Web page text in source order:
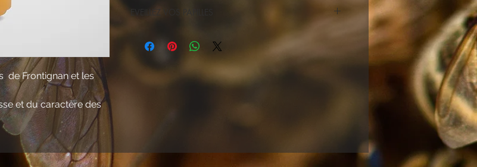
de Frontignan et les
et du caractère des
EVEILLEZ VOS PAPILLES
Récolté à la fin du printemps entre les salins de Frontignan
et les collines de la Gardiole.
Riche en bouche et empreint de la délicatesse et du
caractère des fleurs sauvages des garrigues.